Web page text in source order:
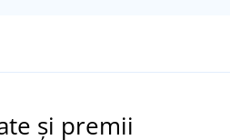
și premii